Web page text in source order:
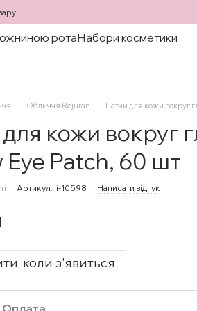
ротаНабори косметики
Обличчя Rejuran Патчи для кожи вокруг
кожи вокруг
Eye Patch, 60 шт
Артикул: li-10598 Написати відгук
коли з'явиться
Оплата